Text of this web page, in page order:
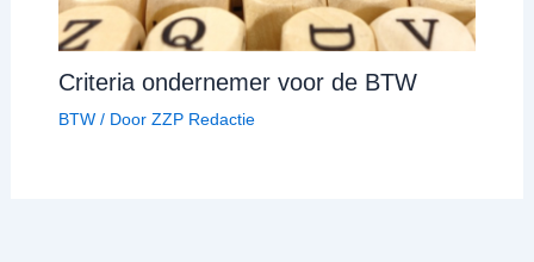
Criteria ondernemer voor de BTW
BTW/ Door ZZP Redactie